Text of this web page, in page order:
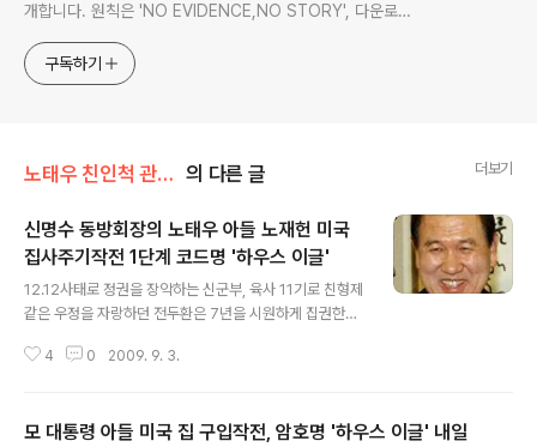
개합니다. 원칙은 'NO EVIDENCE,NO STORY', 다운로드
jesim56@gmail.com, 안보일때는 구글리더나 RSS로!!
구독하기
노태우 친인척 관련서류 의 다른 글 더보기
신명수 동방회장의 노태우 아들 노재헌 미국
집사주기작전 1단계 코드명 '하우스 이글'
12.12사태로 정권을 장악하는 신군부, 육사 11기로 친형제
같은 우정을 자랑하던 전두환은 7년을 시원하게 집권한뒤
제6공화국입니다 제6공화국 하면 생각나는것중 하나가 주
번지면서 룸살롱이 그 어느때보다 호황을 누리고 활성화됐
4 0 2009. 9. 3.
모 대통령 아들 미국 집 구입작전, 암호명 '하우스 이글' 내일